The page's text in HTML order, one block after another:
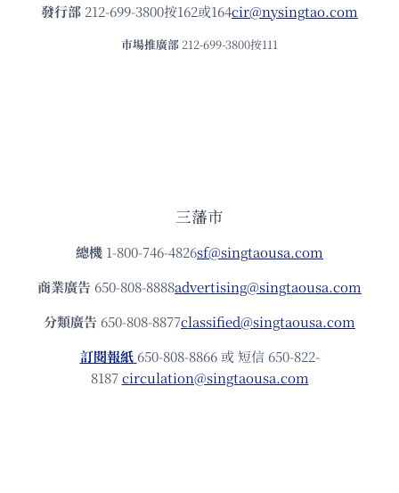
發⾏部 212-699-3800按162或164cir@nysingtao.com
市場推廣部 212-699-3800按111
三藩市
總機 1-800-746-4826sf@singtaousa.com
商業廣告 650-808-8888advertising@singtaousa.com
分類廣告 650-808-8877classified@singtaousa.com
訂閱報紙 650-808-8866 或 短信 650-822-
8187circulation@singtaousa.com